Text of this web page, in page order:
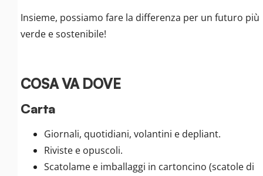
Insieme, possiamo fare la differenza per un futuro più
verde e sostenibile!
COSA VA DOVE
Carta
Giornali, quotidiani, volantini e depliant.
Riviste e opuscoli.
Scatolame e imballaggi in cartoncino (scatole di